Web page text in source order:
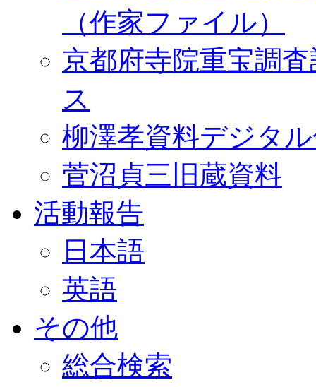
（作家ファイル）
京都府寺院重宝調
ス
柳澤孝資料デジタ
菅沼貞三旧蔵資料
活動報告
日本語
英語
その他
総合検索